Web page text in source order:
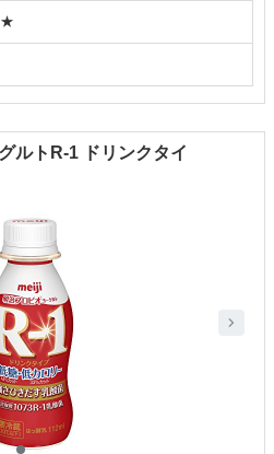
ルトR-1 ドリンクタイ